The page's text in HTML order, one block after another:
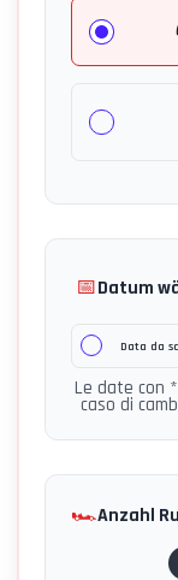
📅Datum
Data da
Le date con
caso di
🏎️Anzahl